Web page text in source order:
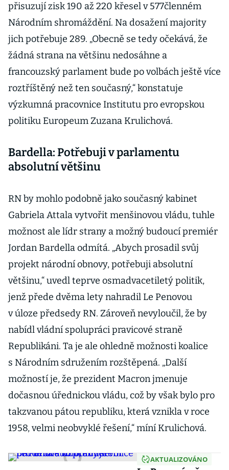
přisuzují zisk 190 až 220 křesel v 577členném
Národním shromáždění. Na dosažení majority
jich potřebuje 289. „Obecně se tedy očekává, že
žádná strana na většinu nedosáhne a
francouzský parlament bude po volbách ještě více
roztříštěný než ten současný,“ konstatuje
výzkumná pracovnice Institutu pro evropskou
politiku Europeum Zuzana Krulichová.
Bardella: Potřebuji v parlamentu
absolutní většinu
RN by mohlo podobně jako současný kabinet
Gabriela Attala vytvořit menšinovou vládu, tuhle
možnost ale lídr strany a možný budoucí premiér
Jordan Bardella odmítá. „Abych prosadil svůj
projekt národní obnovy, potřebuji absolutní
většinu,“ uvedl teprve osmadvacetiletý politik,
jenž přede dvěma lety nahradil Le Penovou
v úloze předsedy RN. Zároveň nevyloučil, že by
nabídl vládní spolupráci pravicové straně
Republikáni. Ta je ale ohledně možnosti koalice
s Národním sdružením rozštěpená. „Další
možností je, že prezident Macron jmenuje
dočasnou úřednickou vládu, což by však bylo pro
takzvanou pátou republiku, která vznikla v roce
1958, velmi neobvyklé řešení,“ míní Krulichová.
AKTUALIZOVÁNO